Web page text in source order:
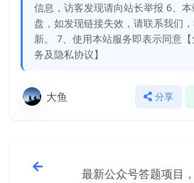
信息，访客发现请向站长举报 6、
盘，如发现链接失效，请联系我们
新。 7、使用本站服务即表示同意
务及隐私协议】
大鱼 分享
最新公众号答题项目